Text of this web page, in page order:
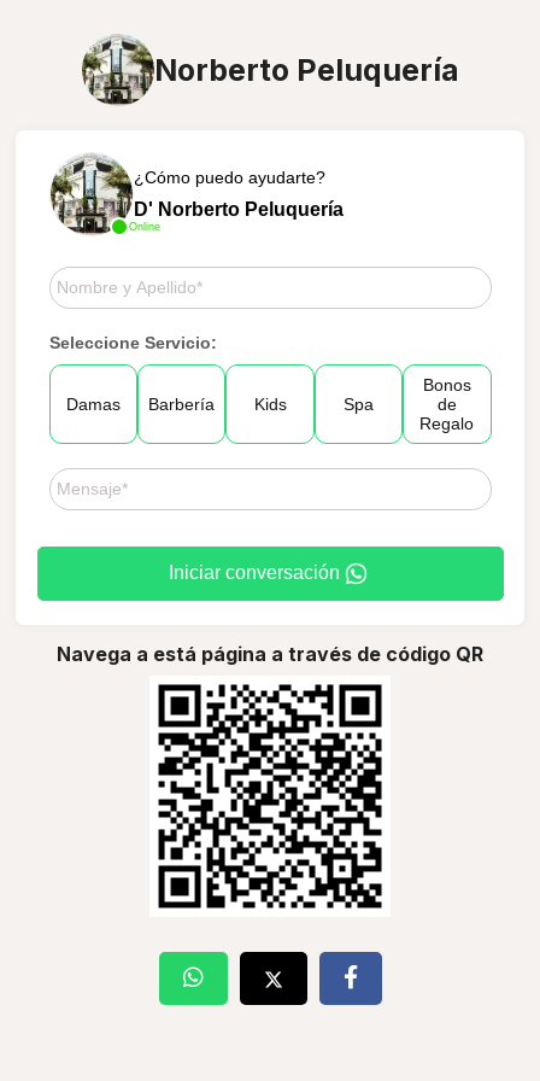
Norberto Peluquería
Online
¿Cómo puedo ayudarte?
D' Norberto Peluquería
Seleccione Servicio:
Damas Barbería Kids Spa
Bonos
de
Regalo
Iniciar conversación
Navega a está página a través de código QR